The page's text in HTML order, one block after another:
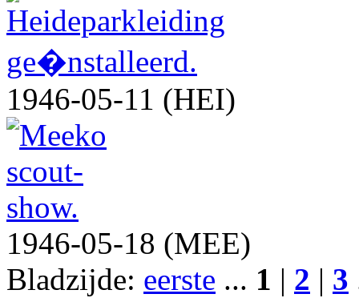
1946-05-11 (HEI)
1946-05-18 (MEE)
Bladzijde: eerste ... 1 | 2 | 3